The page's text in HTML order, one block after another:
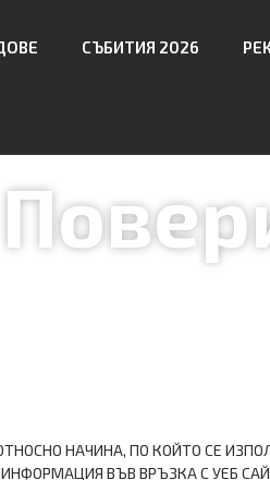
СЪБИТИЯ 2026
за Поверителност
НАЧИНА, ПО КОЙТО СЕ
ВЪВ ВРЪЗКА С УЕБ